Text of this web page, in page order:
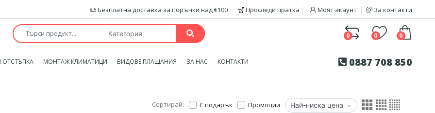
Безплатна доставка за поръчки над €100 Проследи пратка Моят акаунт За контакти
0 0 0
ОТСТЪПКА МОНТАЖ КЛИМАТИЦИ ВИДОВЕ ПЛАЩАНИЯ ЗА НАС КОНТАКТИ 0887 708 850
Сортирай: С подарък Промоции